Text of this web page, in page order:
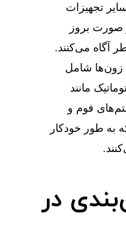
تجهیزات
صورت بروز
آگاه می‌کنند.
زون‌ها شامل
مانند
فوم و
به طور خودکار
در